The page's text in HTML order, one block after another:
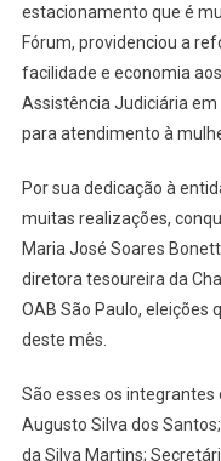
estacionamento que é
Fórum, providenciou a
facilidade e economia
Assistência Judiciária
para atendimento à
Por sua dedicação à
muitas realizações,
Maria José Soares
diretora tesoureira da
OAB São Paulo, eleições
deste mês.
São esses os integrantes
Augusto Silva dos
da Silva Martins;